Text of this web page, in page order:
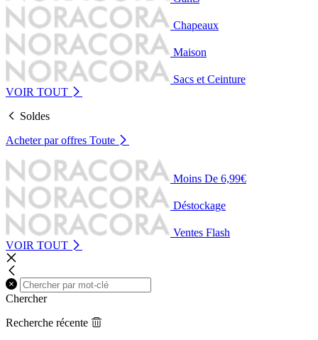
Chapeaux
Maison
Sacs et Ceinture
VOIR TOUT
Soldes
Acheter par offres Toute
Moins De 6,99€
Déstockage
Ventes Flash
VOIR TOUT
Chercher
Recherche récente